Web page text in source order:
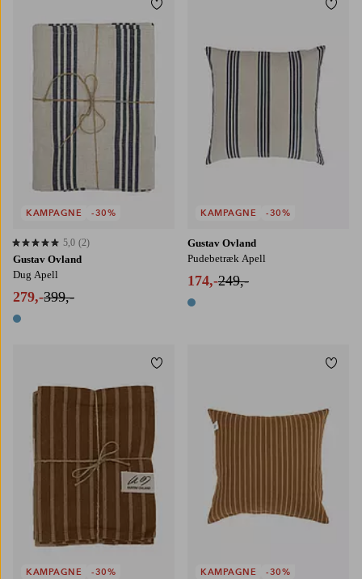
Gustav Ovland
Dug Apell
279,-399,-
1 farve
5,0 baseret på 2 bedømmelser
5,0 (2)
KAMPAGNE -30%
Tilføj til favoritter
140X350
Gustav Ovland
Pudebetræk Apell
174,-249,-
1 farve
KAMPAGNE -30%
KAMPAGNE -30%
Tilføj til favoritter
140X250
KAMPAGNE -30%